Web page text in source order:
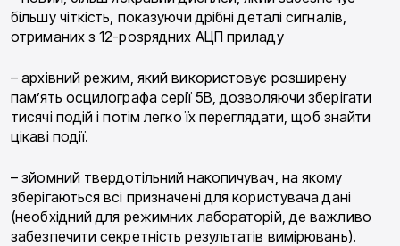
більшу чіткість, показуючи дрібні деталі сигналів,
отриманих з 12-розрядних АЦП приладу
– архівний режим, який використовує розширену
пам’ять осцилографа серії 5B, дозволяючи зберігати
тисячі подій і потім легко їх переглядати, щоб знайти
цікаві події.
– зйомний твердотільний накопичувач, на якому
зберігаються всі призначені для користувача дані
(необхідний для режимних лабораторій, де важливо
забезпечити секретність результатів вимірювань).